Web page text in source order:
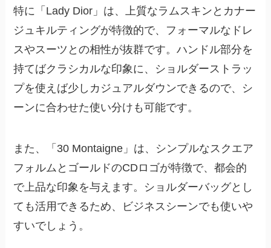
特に「Lady Dior」は、上質なラムスキンとカナー
ジュキルティングが特徴的で、フォーマルなドレ
スやスーツとの相性が抜群です。ハンドル部分を
持てばクラシカルな印象に、ショルダーストラッ
プを使えば少しカジュアルダウンできるので、シ
ーンに合わせた使い分けも可能です。
また、「30 Montaigne」は、シンプルなスクエア
フォルムとゴールドのCDロゴが特徴で、都会的
で上品な印象を与えます。ショルダーバッグとし
ても活用できるため、ビジネスシーンでも使いや
すいでしょう。